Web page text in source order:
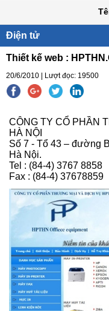
Tên
Điện tử
Thiết kế web :
20/6/2010 | Lượt đọc: 19500
CÔNG TY CỔ PHẦN
HÀ NỘI
Số 7 - Tổ 43 – đường
Hà Nội.
Tel : (84-4) 3767 8858
Fax : (84-4) 37678859